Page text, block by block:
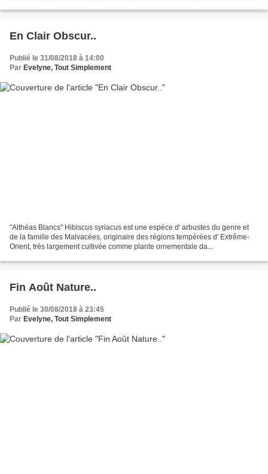
En Clair Obscur..
Publié le 31/08/2018 à 14:00
Par Evelyne, Tout Simplement
"Althéas Blancs" Hibiscus syriacus est une espèce d' arbustes du genre et
de la famille des Malvacées, originaire des régions tempérées d' Extrême-
Orient, très largement cultivée comme plante ornementale da...
Fin Août Nature..
Publié le 30/08/2018 à 23:45
Par Evelyne, Tout Simplement